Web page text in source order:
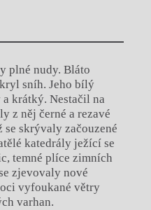
plné nudy. Bláto
sníh. Jeho bílý
krátký. Nestačil na
z něj černé a rezavé
skrývaly začouzené
katedrály ježící se
temné plíce zimních
zjevovaly nové
vyfoukané větry
varhan.